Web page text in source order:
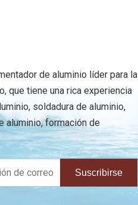
de aluminio líder para la
que tiene una rica experiencia
soldadura de aluminio,
aluminio, formación de
Suscribirse